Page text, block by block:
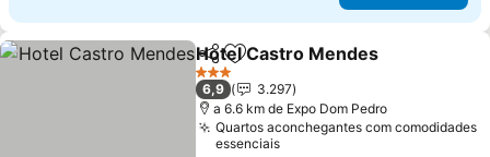
PartilharAdicionar aos favoritos
Hotel Castro Mendes
3 Estrelas
6,9
3.297
a 6.6 km de Expo Dom Pedro
Quartos aconchegantes com comodidades
essenciais